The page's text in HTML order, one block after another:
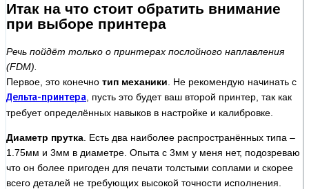
Итак на что стоит обратить внимание
при выборе принтера
Речь пойдёт только о принтерах послойного наплавления
(FDM).
Первое, это конечно тип механики . Не рекомендую начинать с
Дельта-принтера , пусть это будет ваш второй принтер, так как
требует определённых навыков в настройке и калибровке.
Диаметр прутка . Есть два наиболее распространённых типа –
1.75мм и 3мм в диаметре. Опыта с 3мм у меня нет, подозреваю
что он более пригоден для печати толстыми соплами и скорее
всего деталей не требующих высокой точности исполнения.